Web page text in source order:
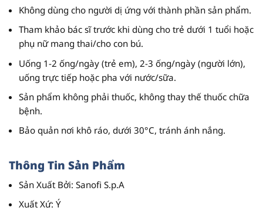
Không dùng cho người dị ứng với thành phần sản phẩm.
Tham khảo bác sĩ trước khi dùng cho trẻ dưới 1 tuổi hoặc
phụ nữ mang thai/cho con bú.
Uống 1-2 ống/ngày (trẻ em), 2-3 ống/ngày (người lớn),
uống trực tiếp hoặc pha với nước/sữa.
Sản phẩm không phải thuốc, không thay thế thuốc chữa
bệnh.
Bảo quản nơi khô ráo, dưới 30°C, tránh ánh nắng.
Thông Tin Sản Phẩm
Sản Xuất Bởi: Sanofi S.p.A
Xuất Xứ: Ý